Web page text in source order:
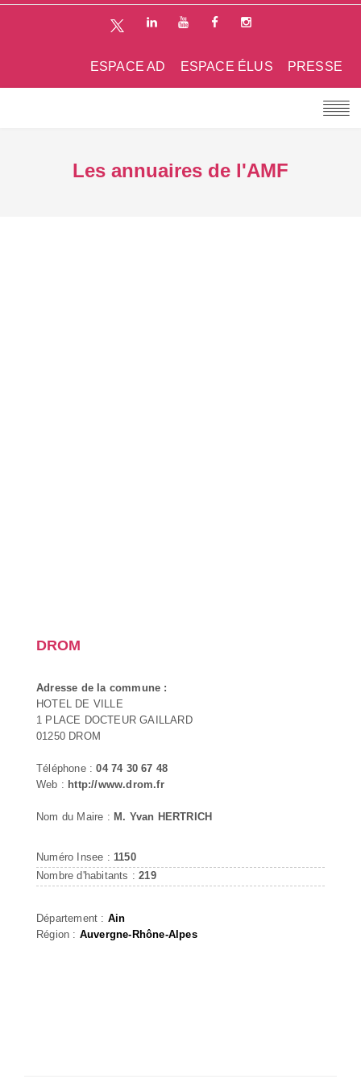
PRESSE
ESPACE ÉLUS
ESPACE AD
Les annuaires de l'AMF
DROM
Adresse de la commune :
HOTEL DE VILLE
1 PLACE DOCTEUR GAILLARD
01250 DROM
Téléphone :04 74 30 67 48
Web : http://www.drom.fr
Nom du Maire : M. Yvan HERTRICH
Numéro Insee : 1150
Nombre d'habitants :219
Département : Ain
Région : Auvergne-Rhône-Alpes